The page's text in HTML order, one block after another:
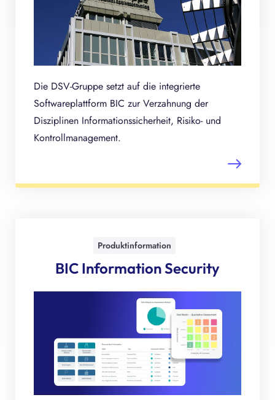
Die DSV-Gruppe setzt auf die integrierte
Softwareplattform BIC zur Verzahnung der
Disziplinen Informationssicherheit, Risiko- und
Kontrollmanagement.
Produktinformation
BIC Information Security